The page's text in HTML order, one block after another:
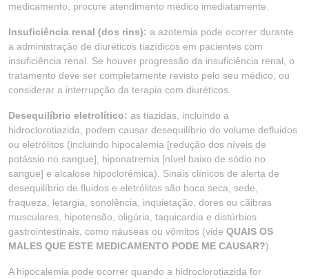
medicamento, procure atendimento médico imediatamente.
Insuficiência renal (dos rins): a azotemia pode ocorrer durante
a administração de diuréticos tiazídicos em pacientes com
insuficiência renal. Se houver progressão da insuficiência renal, o
tratamento deve ser completamente revisto pelo seu médico, ou
considerar a interrupção da terapia com diuréticos.
Desequilíbrio eletrolítico: as tiazidas, incluindo a
hidroclorotiazida, podem causar desequilíbrio do volume defluidos
ou eletrólitos (incluindo hipocalemia [redução dos níveis de
potássio no sangue], hiponatremia [nível baixo de sódio no
sangue] e alcalose hipoclorêmica). Sinais clínicos de alerta de
desequilíbrio de fluidos e eletrólitos são boca seca, sede,
fraqueza, letargia, sonolência, inquietação, dores ou cãibras
musculares, hipotensão, oligúria, taquicardia e distúrbios
gastrointestinais, como náuseas ou vômitos (vide QUAIS OS
MALES QUE ESTE MEDICAMENTO PODE ME CAUSAR?).
A hipocalemia pode ocorrer quando a hidroclorotiazida for